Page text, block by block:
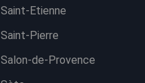
Saint-Etienne
Saint-Pierre
Salon-de-Provence